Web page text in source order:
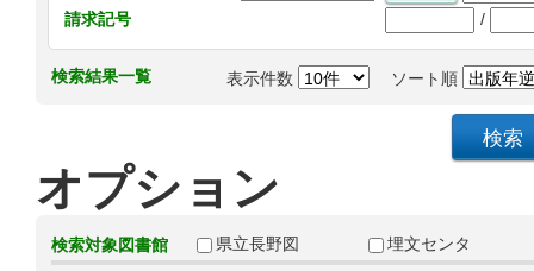
請求記号
/
検索結果一覧 表示件数 ソート順
オプション
検索対象図書館 県立長野図
埋文センタ